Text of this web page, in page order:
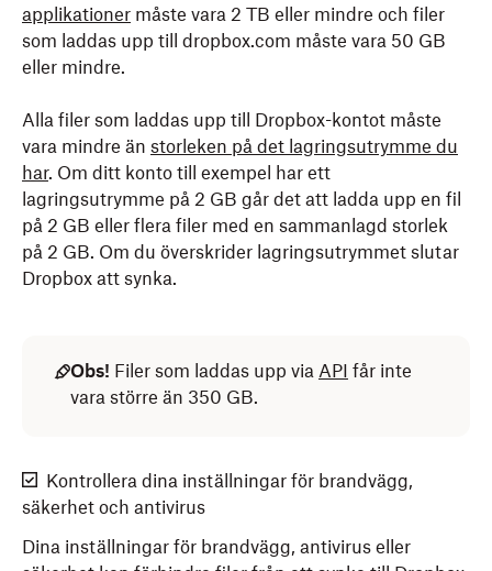
applikationer måste vara 2 TB eller mindre och filer
som laddas upp till dropbox.com måste vara 50 GB
eller mindre.
Alla filer som laddas upp till Dropbox-kontot måste
vara mindre än storleken på det lagringsutrymme du
har. Om ditt konto till exempel har ett
lagringsutrymme på 2 GB går det att ladda upp en fil
på 2 GB eller flera filer med en sammanlagd storlek
på 2 GB. Om du överskrider lagringsutrymmet slutar
Dropbox att synka.
Obs! Filer som laddas upp via API får inte
vara större än 350 GB.
Kontrollera dina inställningar för brandvägg,
säkerhet och antivirus
Dina inställningar för brandvägg, antivirus eller